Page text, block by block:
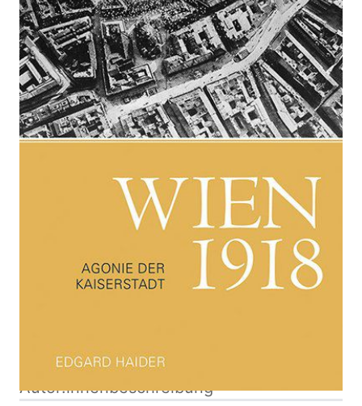
Zur Wunschliste hinzufügen
Agonie der Kaiserstadt
VonRdgard Haider
400 Seiten
ISBN: 978-3-
205-20486-2
Autor:innenbeschreibung